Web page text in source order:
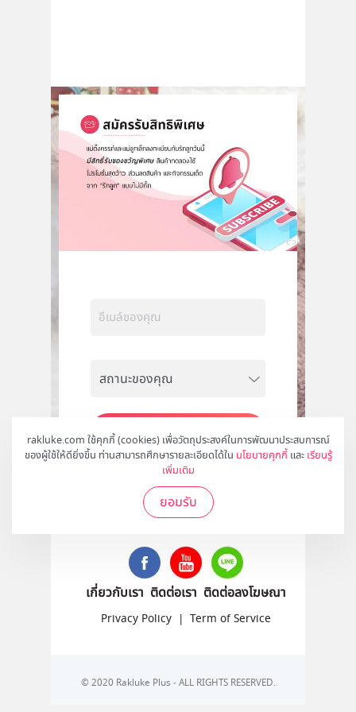
rakluke.com ใช้คุกกี้ (cookies) เพื่อวัตถุประสงค์ในการพัฒนาประสบการณ์
ของผู้ใช้ให้ดียิ่งขึ้น ท่านสามารถศึกษารายละเอียดได้ใน นโยบายคุกกี้ และ เรียนรู้
เพิ่มเติม
ยอมรับ
สมัคร
ติดตามเราได้ที่
เกี่ยวกับเรา ติดต่อเรา ติดต่อลงโฆษณา
Privacy Policy | Term of Service
© 2020 Rakluke Plus - ALL RIGHTS RESERVED.